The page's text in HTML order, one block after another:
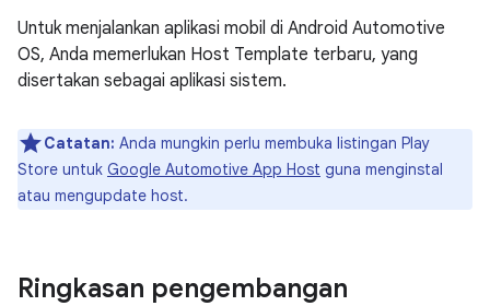
Untuk menjalankan aplikasi mobil di Android Automotive
OS, Anda memerlukan Host Template terbaru, yang
disertakan sebagai aplikasi sistem.
Catatan: Anda mungkin perlu membuka listingan Play
Store untuk Google Automotive App Host guna menginstal
atau mengupdate host.
Ringkasan pengembangan